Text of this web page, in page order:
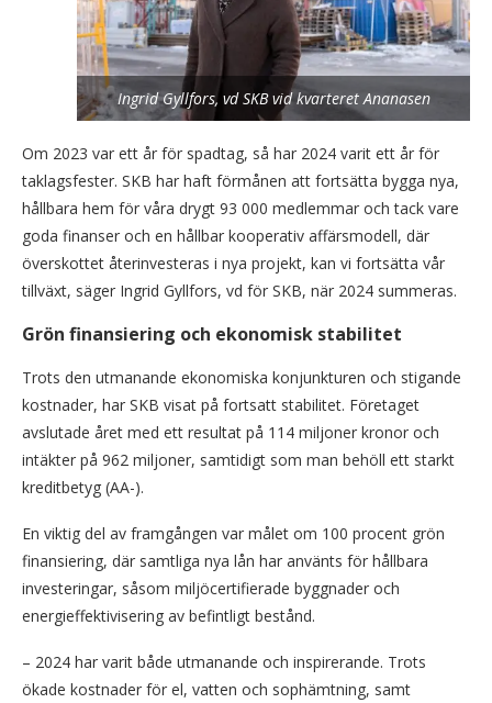
Ingrid Gyllfors, vd SKB vid kvarteret Ananasen
Om 2023 var ett år för spadtag, så har 2024 varit ett år för
taklagsfester. SKB har haft förmånen att fortsätta bygga nya,
hållbara hem för våra drygt 93 000 medlemmar och tack vare
goda finanser och en hållbar kooperativ affärsmodell, där
överskottet återinvesteras i nya projekt, kan vi fortsätta vår
tillväxt, säger Ingrid Gyllfors, vd för SKB, när 2024 summeras.
Grön finansiering och ekonomisk stabilitet
Trots den utmanande ekonomiska konjunkturen och stigande
kostnader, har SKB visat på fortsatt stabilitet. Företaget
avslutade året med ett resultat på 114 miljoner kronor och
intäkter på 962 miljoner, samtidigt som man behöll ett starkt
kreditbetyg (AA-).
En viktig del av framgången var målet om 100 procent grön
finansiering, där samtliga nya lån har använts för hållbara
investeringar, såsom miljöcertifierade byggnader och
energieffektivisering av befintligt bestånd.
– 2024 har varit både utmanande och inspirerande. Trots
ökade kostnader för el, vatten och sophämtning, samt